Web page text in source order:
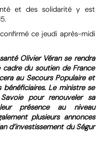
et des solidarité y est
ce jeudi après-midi
Olivier Véran se rendra
cadre du soutien de France
au Secours Populaire et
Le ministre se
pour renouveler sa
présence au niveau
plusieurs annonces
d’investissement du Ségur